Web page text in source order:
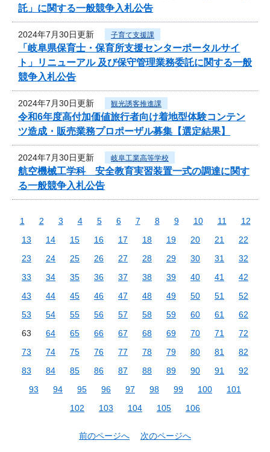
託」に関する一般競争入札公告
2024年7月30日更新 子育て支援課
「岐阜県保育士・保育所支援センターポータルサイ
ト」リニューアル 及び保守管理業務委託に関する一般
競争入札公告
2024年7月30日更新 観光誘客推進課
令和6年度高付加価値旅行者向け着地型体験コンテン
ツ造成・販売業務プロポーザル募集【選定結果】
2024年7月30日更新 岐阜工業高等学校
航空機械工学科 安全教育実習装置一式の調達に関す
る一般競争入札公告
1 2 3 4 5 6 7 8 9 10 11
12
13
14 15 16 17 18 19 20 21
22
23
24 25 26 27 28 29 30 31
32
33
34 35 36 37 38 39 40 41
42
43
44 45 46 47 48 49 50 51
52
53
54 55 56 57 58 59 60 61
62
63
64 65 66 67 68 69 70 71
72
73
74 75 76 77 78 79 80 81
82
83
84 85 86 87 88 89 90 91
92
93
94 95 96 97 98 99 100
101
102
103 104 105 106
前のページへ 次のページへ